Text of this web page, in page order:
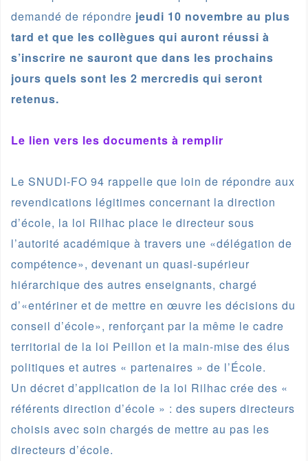
demandé de répondre jeudi 10 novembre au plus
tard et que les collègues qui auront réussi à
s’inscrire ne sauront que dans les prochains
jours quels sont les 2 mercredis qui seront
retenus.
Le lien vers les documents à remplir
Le SNUDI-FO 94 rappelle que loin de répondre aux
revendications légitimes concernant la direction
d’école, la loi Rilhac place le directeur sous
l’autorité académique à travers une «délégation de
compétence», devenant un quasi-supérieur
hiérarchique des autres enseignants, chargé
d’«entériner et de mettre en œuvre les décisions du
conseil d’école», renforçant par la même le cadre
territorial de la loi Peillon et la main-mise des élus
politiques et autres « partenaires » de l’École.
Un décret d’application de la loi Rilhac crée des «
référents direction d’école » : des supers directeurs
choisis avec soin chargés de mettre au pas les
directeurs d’école.